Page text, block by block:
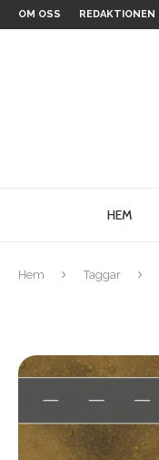
OM OSS REDAKTIONEN
HEM
Hem Taggar